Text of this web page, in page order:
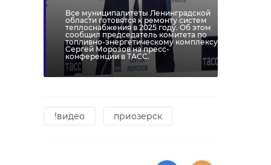
Все муниципалитеты Ленинградской
области готовятся к ремонту систем
теплоснабжения в 2025 году. Об этом
сообщил председатель комитета по
топливно-энергетическому комплексу
Сергей Морозов на пресс-
конференции в ТАСС.
!видео приозерск